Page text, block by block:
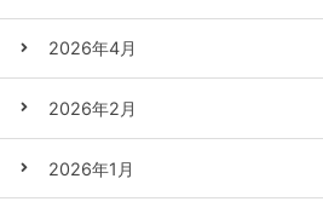
2026年4月
2026年2月
2026年1月